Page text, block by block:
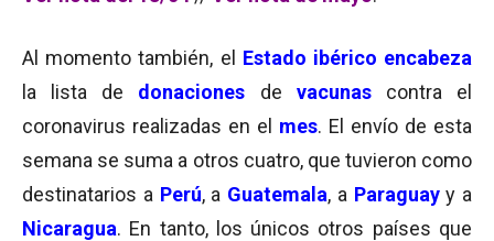
Al momento también, el Estado ibérico encabeza
la lista de donaciones de vacunas
contra el
coronavirus realizadas en el mes. El envío de esta
semana se suma a otros cuatro, que tuvieron como
destinatarios a Perú, a Guatemala, a Paraguay y a
Nicaragua. En tanto, los únicos otros países que